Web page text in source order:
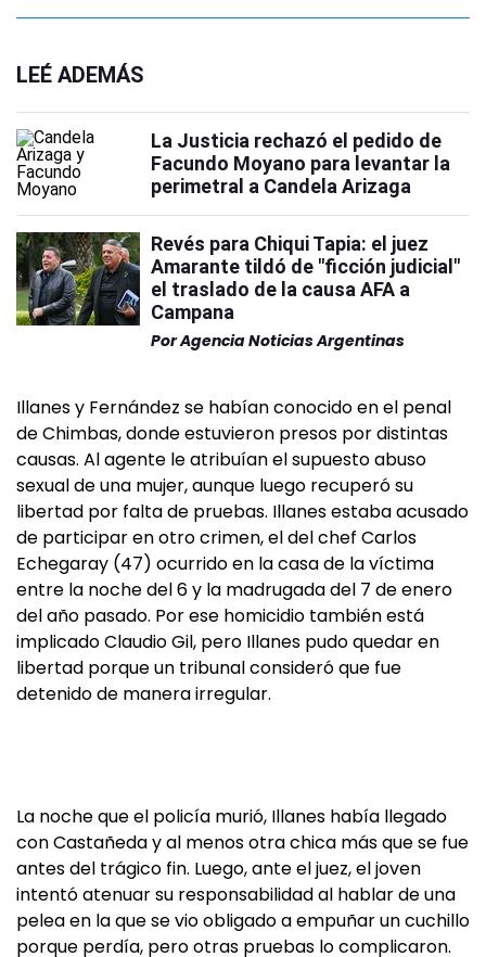
LEÉ ADEMÁS
La Justicia rechazó el pedido de
Facundo Moyano para levantar la
perimetral a Candela Arizaga
Revés para Chiqui Tapia: el juez
Amarante tildó de "ficción judicial"
el traslado de la causa AFA a
Campana
PorAgencia Noticias Argentinas
Illanes y Fernández se habían conocido en el penal
de Chimbas, donde estuvieron presos por distintas
causas. Al agente le atribuían el supuesto abuso
sexual de una mujer, aunque luego recuperó su
libertad por falta de pruebas. Illanes estaba acusado
de participar en otro crimen, el del chef Carlos
Echegaray (47) ocurrido en la casa de la víctima
entre la noche del 6 y la madrugada del 7 de enero
del año pasado. Por ese homicidio también está
implicado Claudio Gil, pero Illanes pudo quedar en
libertad porque un tribunal consideró que fue
detenido de manera irregular.
La noche que el policía murió, Illanes había llegado
con Castañeda y al menos otra chica más que se fue
antes del trágico fin. Luego, ante el juez, el joven
intentó atenuar su responsabilidad al hablar de una
pelea en la que se vio obligado a empuñar un cuchillo
porque perdía, pero otras pruebas lo complicaron.